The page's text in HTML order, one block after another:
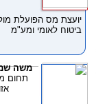
יועצת מס הפועלת
ביטוח לאומי ומע"מ
משה
תחום